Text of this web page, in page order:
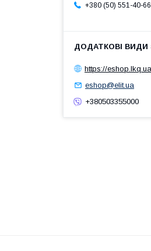
+380 (50) 551-40-66
https://
eshop@elit.ua
+380503355000